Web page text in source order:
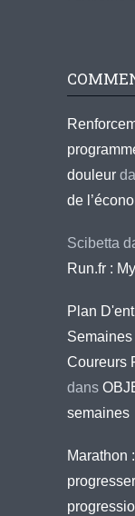
douleur
de
Scibetta
Run.fr :
Plan
Coureurs
dans
semaines
Marathon